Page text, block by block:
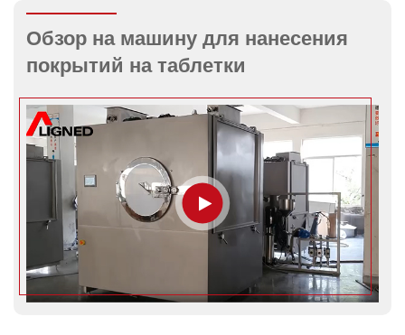
Обзор на машину для нанесения
покрытий на таблетки